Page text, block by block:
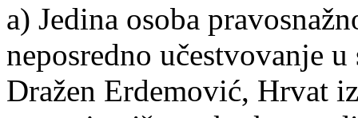
a) Jedina osoba
neposredno učestvovanje
Dražen Erdemović, Hrvat